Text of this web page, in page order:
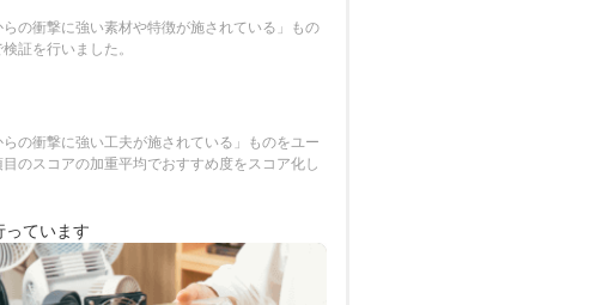
の衝撃に強い素材や特徴が施されている」もの
証を行いました。
の衝撃に強い工夫が施されている」ものをユー
のスコアの加重平均でおすすめ度をスコア化し
っています